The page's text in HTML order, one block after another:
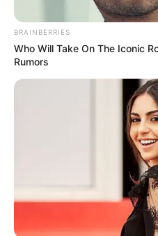
Gémeaux vos
Les jours les plus
grilles sont les 3, 5 , 13
BRAINBERRIES
Who Will Take On The Iconic
Rumors